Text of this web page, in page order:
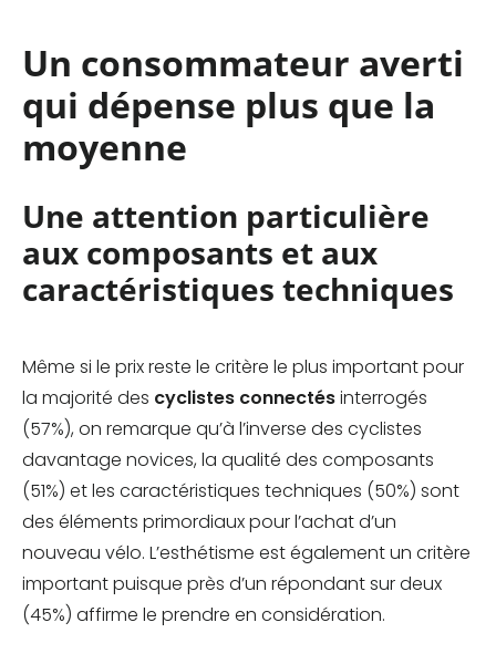
Un consommateur averti
qui dépense plus que la
moyenne
Une attention particulière
aux composants et aux
caractéristiques techniques
Même si le prix reste le critère le plus important pour
la majorité des cyclistes connectésinterrogés
(57%), on remarque qu’à l’inverse des cyclistes
davantage novices, la qualité des composants
(51%) et les caractéristiques techniques (50%) sont
des éléments primordiaux pour l’achat d’un
nouveau vélo. L’esthétisme est également un critère
important puisque près d’un répondant sur deux
(45%) affirme le prendre en considération.